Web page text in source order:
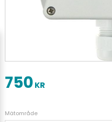
750 KR
Mätområde